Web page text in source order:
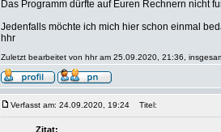
Das Programm dürfte auf Euren Rechnern nicht
Jedenfalls möchte ich mich hier schon einmal
hhr
Zuletzt bearbeitet von hhr am 25.09.2020, 21:36,
Verfasst am: 24.09.2020, 19:24 Titel:
Zitat: